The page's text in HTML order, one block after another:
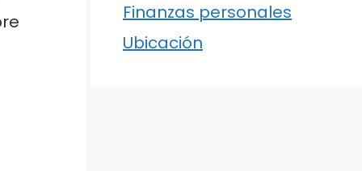
Finanzas personales
Ubicación